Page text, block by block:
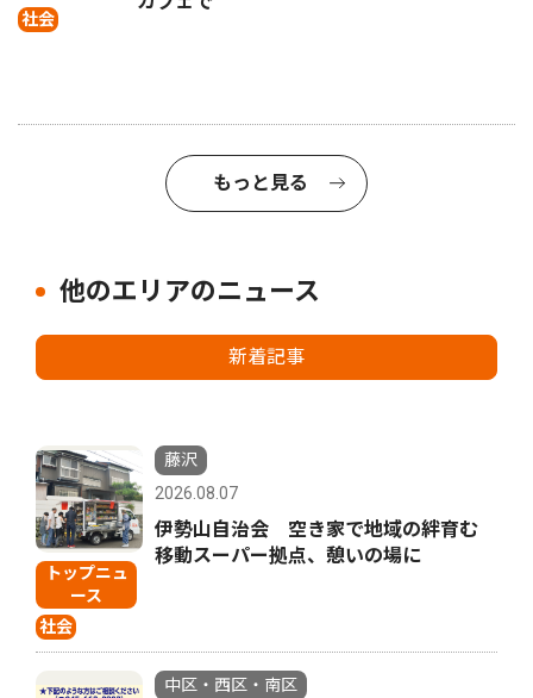
社会
もっと見る
他のエリアのニュース
新着記事
トップニュ
ース
社会
藤沢
2026.08.07
伊勢山自治会 空き家で地域の絆育む
移動スーパー拠点、憩いの場に
中区・西区・南区